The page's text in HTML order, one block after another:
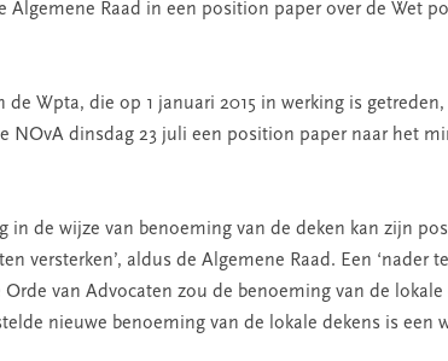
Algemene Raad in een position paper over de Wet
de Wpta, die op 1 januari 2015 in werking is
NOvA dinsdag 23 juli een position paper naar het
in de wijze van benoeming van de deken kan zijn
versterken’, aldus de Algemene Raad. Een ‘nader
van Advocaten zou de benoeming van de
nieuwe benoeming van de lokale dekens is een